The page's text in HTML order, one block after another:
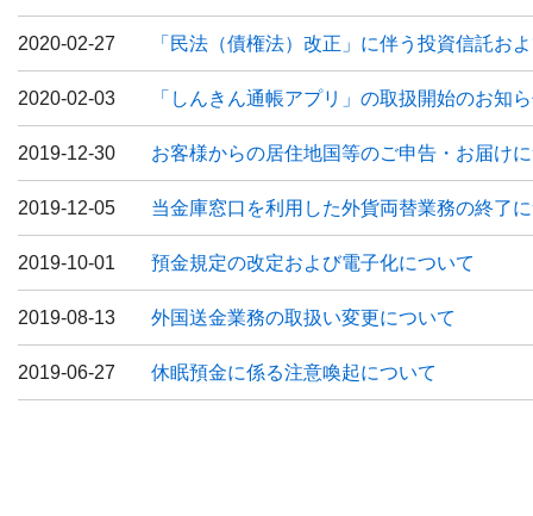
2020-02-27 「民法（債権法）改正」に伴う投資信託お
2020-02-03 「しんきん通帳アプリ」の取扱開始のお知
2019-12-30 お客様からの居住地国等のご申告・お届け
2019-12-05 当金庫窓口を利用した外貨両替業務の終了
2019-10-01 預金規定の改定および電子化について
2019-08-13 外国送金業務の取扱い変更について
2019-06-27 休眠預金に係る注意喚起について